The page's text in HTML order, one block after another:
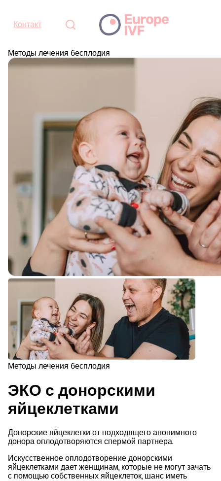
Контакт
Методы лечения бесплодия
Методы лечения бесплодия
ЭКО с донорскими
яйцеклетками
Донорские яйцеклетки от подходящего анонимного
донора оплодотворяются спермой партнера.
Искусственное оплодотворение донорскими
яйцеклетками дает женщинам, которые не могут зачать
с помощью собственных яйцеклеток, шанс иметь